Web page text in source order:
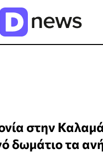
στην
δωμάτιο τα